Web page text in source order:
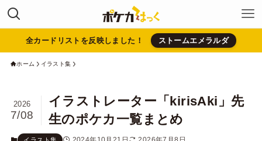
全カードリストを反映しました！ ストームエメラルダ
ホーム イラスト集
イラストレーター「kirisAki」先
生のポケカ一覧まとめ
2026
7/08